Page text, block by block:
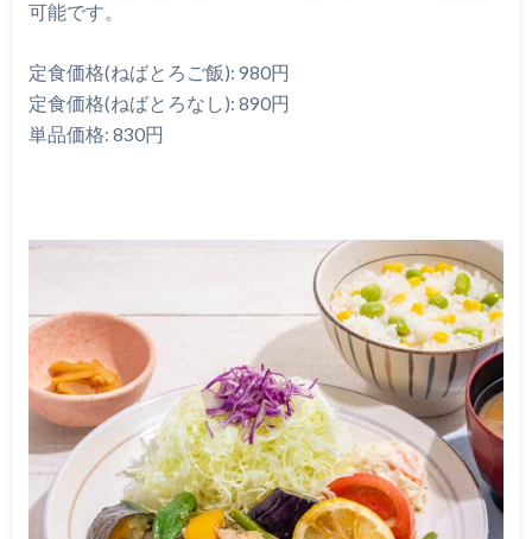
可能です。
定食価格(ねばとろご飯): 980円
定食価格(ねばとろなし): 890円
単品価格: 830円